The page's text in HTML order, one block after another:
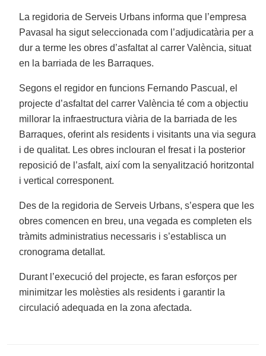
La regidoria de Serveis Urbans informa que l’empresa
Pavasal ha sigut seleccionada com l’adjudicatària per a
dur a terme les obres d’asfaltat al carrer València, situat
en la barriada de les Barraques.
Segons el regidor en funcions Fernando Pascual, el
projecte d’asfaltat del carrer València té com a objectiu
millorar la infraestructura viària de la barriada de les
Barraques, oferint als residents i visitants una via segura
i de qualitat. Les obres inclouran el fresat i la posterior
reposició de l’asfalt, així com la senyalització horitzontal
i vertical corresponent.
Des de la regidoria de Serveis Urbans, s’espera que les
obres comencen en breu, una vegada es completen els
tràmits administratius necessaris i s’establisca un
cronograma detallat.
Durant l’execució del projecte, es faran esforços per
minimitzar les molèsties als residents i garantir la
circulació adequada en la zona afectada.